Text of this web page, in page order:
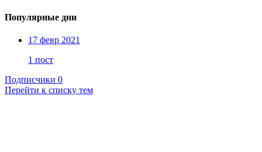
Популярные дни
17 февр 2021
1 пост
Подписчики 0
Перейти к списку тем